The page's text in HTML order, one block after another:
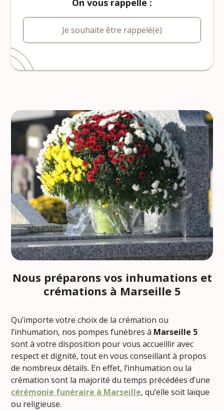
Je souhaite être rappelé(e)
Nous préparons vos inhumations et
crémations à Marseille 5
Qu’importe votre choix de la crémation ou
l’inhumation, nos pompes funèbres à Marseille 5
sont à votre disposition pour vous accueillir avec
respect et dignité, tout en vous conseillant à propos
de nombreux détails. En effet, l’inhumation ou la
crémation sont la majorité du temps précédées d’une
cérémonie funéraire à Marseille, qu’elle soit laïque
ou religieuse.